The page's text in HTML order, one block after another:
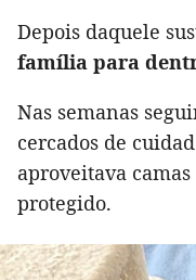
Depois daquele
família para
Nas semanas
cercados de
aproveitava
protegido.